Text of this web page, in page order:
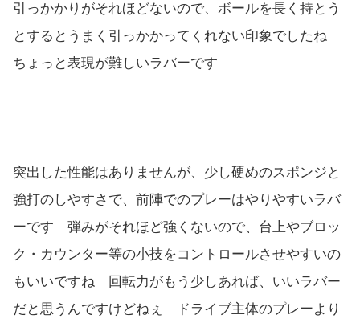
引っかかりがそれほどないので、ボールを長く持とう
とするとうまく引っかかってくれない印象でしたね
ちょっと表現が難しいラバーです
突出した性能はありませんが、少し硬めのスポンジと
強打のしやすさで、前陣でのプレーはやりやすいラバ
ーです 弾みがそれほど強くないので、台上やブロッ
ク・カウンター等の小技をコントロールさせやすいの
もいいですね 回転力がもう少しあれば、いいラバー
だと思うんですけどねぇ ドライブ主体のプレーより